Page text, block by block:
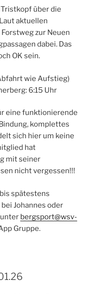
über die
aktuellen
zur Neuen
dabei. Das
OK sein.
wie Aufstieg)
6:15 Uhr
eine funktionierende
komplettes
sich hier um keine
hat
mit seiner
nicht vergessen!!!
spätestens
Johannes oder
bergsport@wsv-
Gruppe.